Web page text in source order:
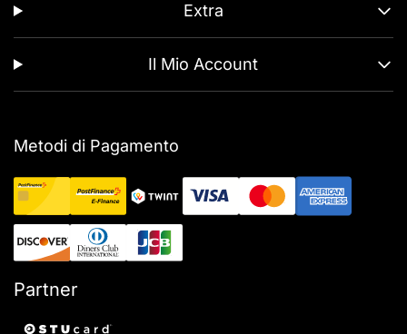
Extra
Il Mio Account
Metodi di Pagamento
Partner